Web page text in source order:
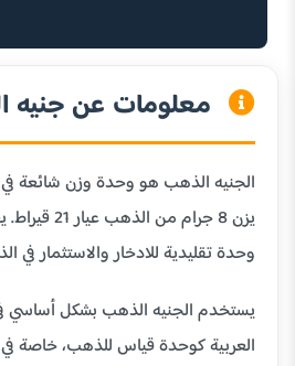
معلومات عن جنيه
الجنيه الذهب هو وحدة وزن شائعة في
يزن 8 جرام من
وحدة تقليدية للادخار والاستثمار في
يستخدم الجنيه الذهب بشكل
العربية كوحدة قياس للذهب، خاصة في